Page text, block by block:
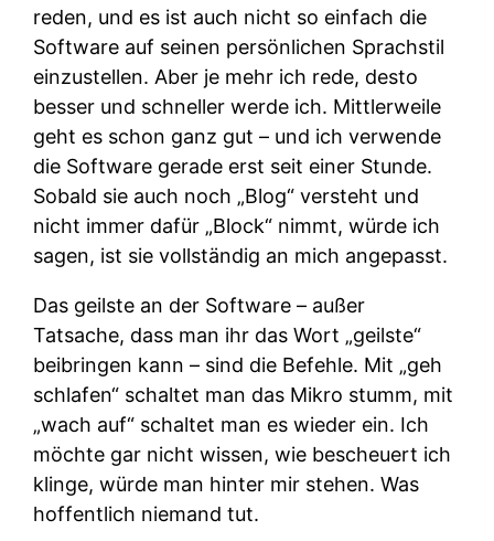
reden, und es ist auch nicht so einfach die
Software auf seinen persönlichen Sprachstil
einzustellen. Aber je mehr ich rede, desto
besser und schneller werde ich. Mittlerweile
geht es schon ganz gut – und ich verwende
die Software gerade erst seit einer Stunde.
Sobald sie auch noch „Blog“ versteht und
nicht immer dafür „Block“ nimmt, würde ich
sagen, ist sie vollständig an mich angepasst.
Das geilste an der Software – außer
Tatsache, dass man ihr das Wort „geilste“
beibringen kann – sind die Befehle. Mit „geh
schlafen“ schaltet man das Mikro stumm, mit
„wach auf“ schaltet man es wieder ein. Ich
möchte gar nicht wissen, wie bescheuert ich
klinge, würde man hinter mir stehen. Was
hoffentlich niemand tut.